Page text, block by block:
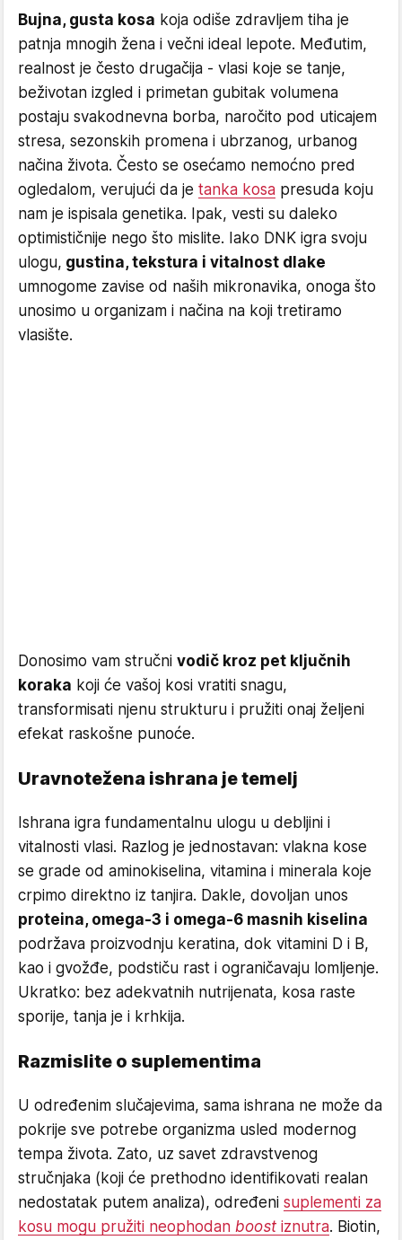
Bujna, gusta kosa koja odiše zdravljem tiha je
patnja mnogih žena i večni ideal lepote. Međutim,
realnost je često drugačija - vlasi koje se tanje,
beživotan izgled i primetan gubitak volumena
postaju svakodnevna borba, naročito pod uticajem
stresa, sezonskih promena i ubrzanog, urbanog
načina života. Često se osećamo nemoćno pred
ogledalom, verujući da je tanka kosa presuda koju
nam je ispisala genetika. Ipak, vesti su daleko
optimističnije nego što mislite. Iako DNK igra svoju
ulogu, gustina, tekstura i vitalnost dlake
umnogome zavise od naših mikronavika, onoga što
unosimo u organizam i načina na koji tretiramo
vlasište.
Donosimo vam stručni vodič kroz pet ključnih
koraka koji će vašoj kosi vratiti snagu,
transformisati njenu strukturu i pružiti onaj željeni
efekat raskošne punoće.
Uravnotežena ishrana je temelj
Ishrana igra fundamentalnu ulogu u debljini i
vitalnosti vlasi. Razlog je jednostavan: vlakna kose
se grade od aminokiselina, vitamina i minerala koje
crpimo direktno iz tanjira. Dakle, dovoljan unos
proteina, omega-3 i omega-6 masnih kiselina
podržava proizvodnju keratina, dok vitamini D i B,
kao i gvožđe, podstiču rast i ograničavaju lomljenje.
Ukratko: bez adekvatnih nutrijenata, kosa raste
sporije, tanja je i krhkija.
Razmislite o suplementima
U određenim slučajevima, sama ishrana ne može da
pokrije sve potrebe organizma usled modernog
tempa života. Zato, uz savet zdravstvenog
stručnjaka (koji će prethodno identifikovati realan
nedostatak putem analiza), određeni suplementi za
kosu mogu pružiti neophodan boost iznutra. Biotin,